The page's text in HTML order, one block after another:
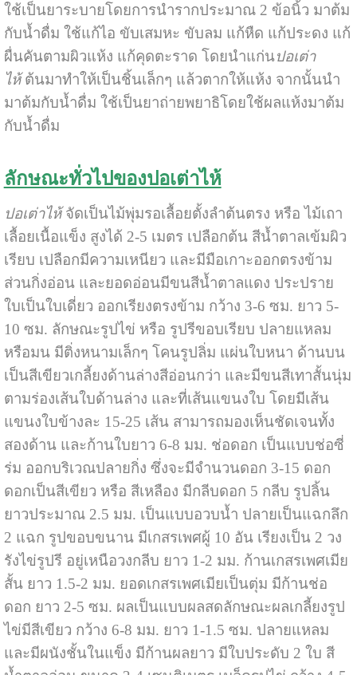
ใช้เป็นยาระบายโดยการนำรากประมาณ 2 ข้อนิ้ว มาต้ม
กับน้ำดื่ม ใช้แก้ไอ ขับเสมหะ ขับลม แก้หืด แก้ประดง แก้
ผื่นคันตามผิวแห้ง แก้คุดตะราด โดยนำแก่นปอเต่า
ไห้ต้นมาทำให้เป็นชิ้นเล็กๆ แล้วตากให้แห้ง จากนั้นนำ
มาต้มกับน้ำดื่ม ใช้เป็นยาถ่ายพยาธิโดยใช้ผลแห้งมาต้ม
กับน้ำดื่ม
ลักษณะทั่วไปของปอเต่าไห้
ปอเต่าไห้จัดเป็นไม้พุ่มรอเลื้อยตั้งลำต้นตรง หรือ ไม้เถา
เลื้อยเนื้อแข็ง สูงได้ 2-5 เมตร เปลือกต้น สีน้ำตาลเข้มผิว
เรียบ เปลือกมีความเหนียว และมีมือเกาะออกตรงข้าม
ส่วนกิ่งอ่อน และยอดอ่อนมีขนสีน้ำตาลแดง ประปราย
ใบเป็นใบเดี่ยว ออกเรียงตรงข้าม กว้าง 3-6 ซม. ยาว 5-
10 ซม. ลักษณะรูปไข่ หรือ รูปรีขอบเรียบ ปลายแหลม
หรือมน มีติ่งหนามเล็กๆ โคนรูปลิ่ม แผ่นใบหนา ด้านบน
เป็นสีเขียวเกลี้ยงด้านล่างสีอ่อนกว่า และมีขนสีเทาสั้นนุ่ม
ตามร่องเส้นใบด้านล่าง และที่เส้นแขนงใบ โดยมีเส้น
แขนงใบข้างละ 15-25 เส้น สามารถมองเห็นชัดเจนทั้ง
สองด้าน และก้านใบยาว 6-8 มม. ช่อดอก เป็นแบบช่อซี่
ร่ม ออกบริเวณปลายกิ่ง ซึ่งจะมีจำนวนดอก 3-15 ดอก
ดอกเป็นสีเขียว หรือ สีเหลือง มีกลีบดอก 5 กลีบ รูปลิ้น
ยาวประมาณ 2.5 มม. เป็นแบบอวบน้ำ ปลายเป็นแฉกลึก
2 แฉก รูปขอบขนาน มีเกสรเพศผู้ 10 อัน เรียงเป็น 2 วง
รังไข่รูปรี อยู่เหนือวงกลีบ ยาว 1-2 มม. ก้านเกสรเพศเมีย
สั้น ยาว 1.5-2 มม. ยอดเกสรเพศเมียเป็นตุ่ม มีก้านช่อ
ดอก ยาว 2-5 ซม. ผลเป็นแบบผลสดลักษณะผลเกลี้ยงรูป
ไข่มีสีเขียว กว้าง 6-8 มม. ยาว 1-1.5 ซม. ปลายแหลม
และมีผนังชั้นในแข็ง มีก้านผลยาว มีใบประดับ 2 ใบ สี